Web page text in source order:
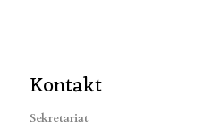
Kontakt
Sekretariat